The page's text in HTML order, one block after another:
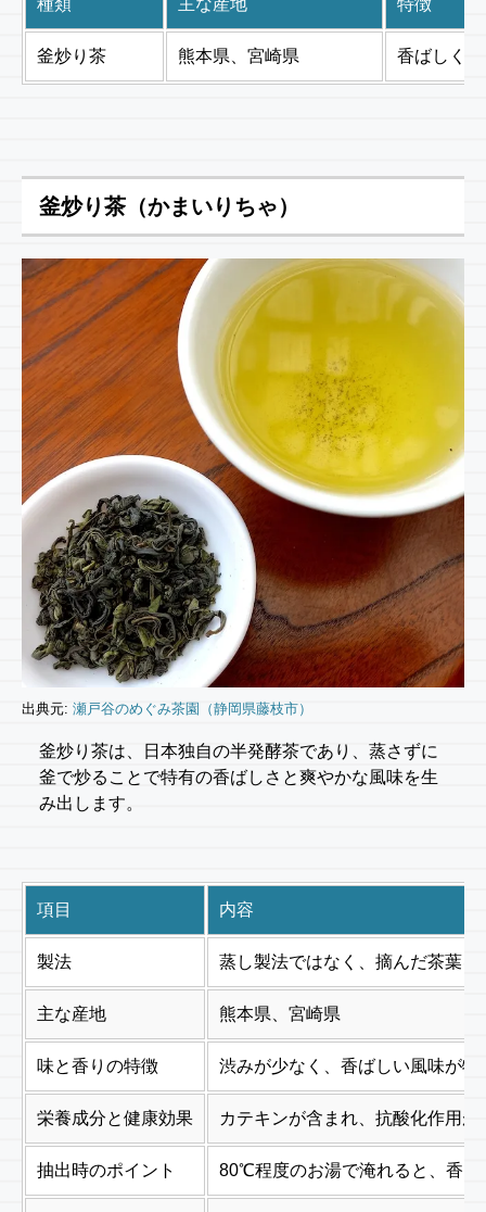
釜炒り茶 熊本県、宮崎県 香ばしく
釜炒り茶（かまいりちゃ）
出典元: 瀬戸谷のめぐみ茶園（静岡県藤枝市）
釜炒り茶は、日本独自の半発酵茶であり、蒸さずに
釜で炒ることで特有の香ばしさと爽やかな風味を生
み出します。
項目 内容
製法 蒸し製法ではなく、摘んだ茶葉
主な産地 熊本県、宮崎県
味と香りの特徴 渋みが少なく、香ばしい風味が
栄養成分と健康効果 カテキンが含まれ、抗酸化作用
抽出時のポイント 80℃程度のお湯で淹れると、香ば